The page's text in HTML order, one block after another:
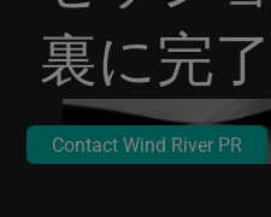
裏に完了
Contact Wind River PR